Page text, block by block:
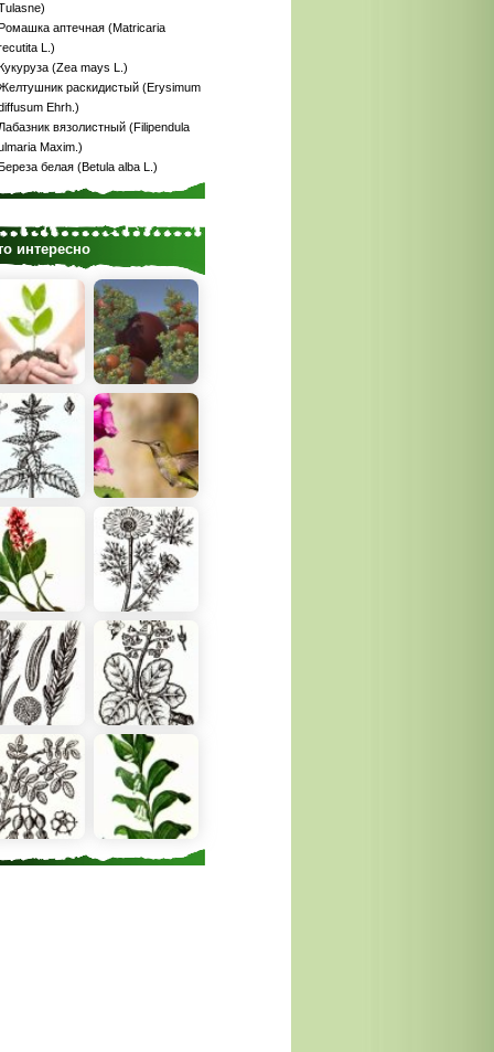
аптечная (Matricaria
L.)
(Zea mays L.)
раскидистый (Erysimum
Ehrh.)
вязолистный (Filipendula
Maxim.)
белая (Betula alba L.)
интересно